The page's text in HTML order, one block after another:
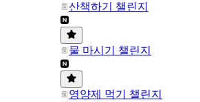
산책하기 챌린지
물 마시기 챌린지
영양제 먹기 챌린지